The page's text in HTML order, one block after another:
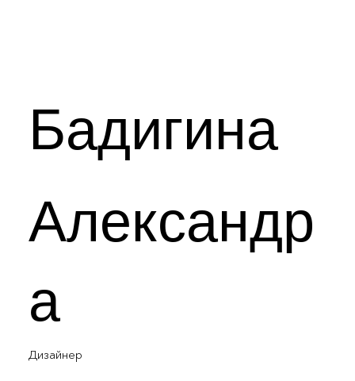
Бадигина
Александр
а
Дизайнер